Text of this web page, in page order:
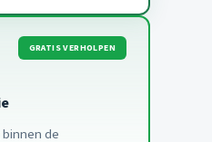
GRATIS VERHOLPEN
de